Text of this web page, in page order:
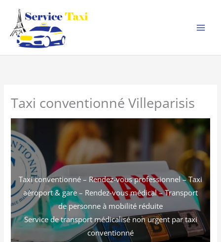
contenu
Taxi conventionné Villeparisis
Taxi conventionné – Rendez-vous professionnel – Taxi
aéroport & gare – Rendez-vous médical – Transport
de personne à mobilité réduite
Service de transport médicalisé non urgent par taxi
conventionné